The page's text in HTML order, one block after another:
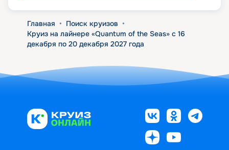
Главная • Поиск круизов •
Круиз на лайнере «Quantum of the Seas» с 16
декабря по 20 декабря 2027 года